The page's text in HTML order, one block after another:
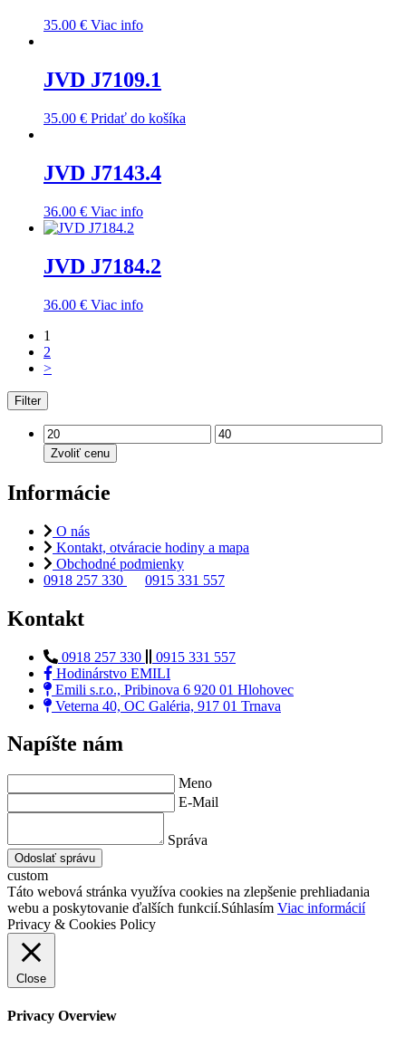
35.00 € Viac info
JVD J7109.1
35.00 € Pridať do košíka
JVD J7143.4
36.00 € Viac info
JVD J7184.2
36.00 € Viac info
1
2
>
Filter
Zvoliť cenu
Informácie
O nás
Kontakt, otváracie hodiny a mapa
Obchodné podmienky
0918 257 330
0915 331 557
Kontakt
0918 257 330
0915 331 557
Hodinárstvo EMILI
Emili s.r.o., Pribinova 6 920 01 Hlohovec
Veterna 40, OC Galéria, 917 01 Trnava
Napíšte nám
Meno
E-Mail
Správa
Odoslať správu
custom
Táto webová stránka využíva cookies na zlepšenie prehliadania
webu a poskytovanie ďalších funkcií.Súhlasím Viac informácií
Privacy & Cookies Policy
Close
Privacy Overview